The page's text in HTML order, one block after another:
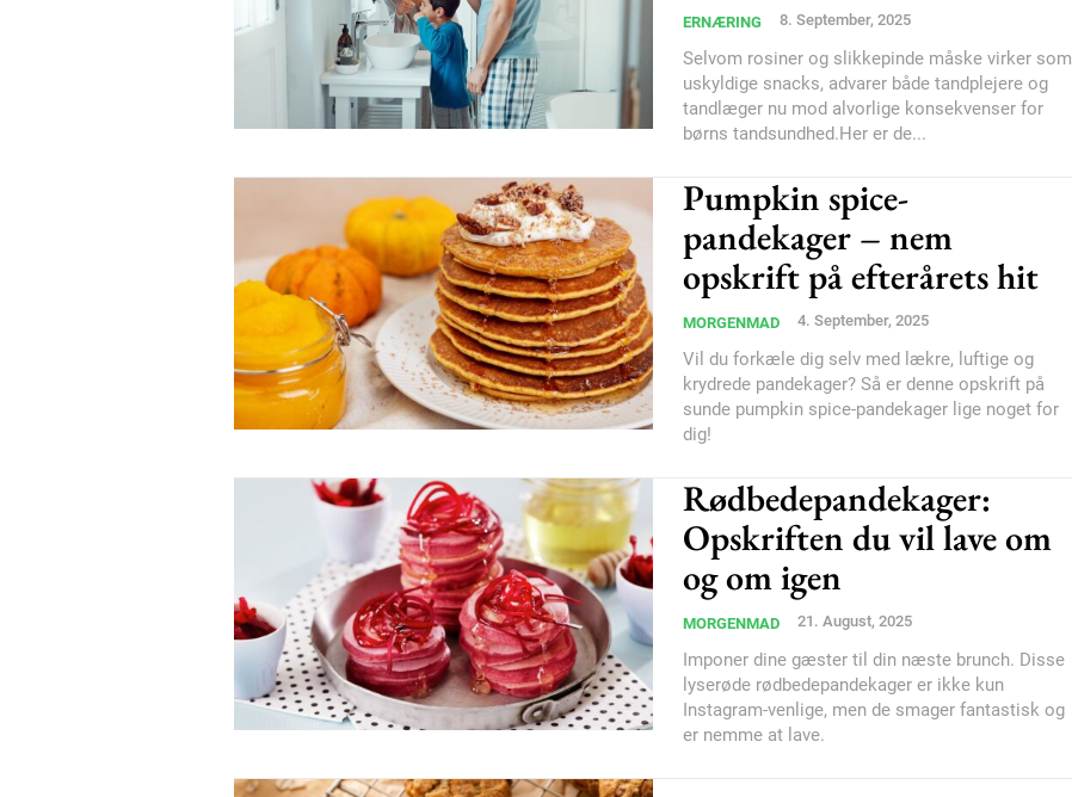
Subscription Plans
ERNÆRING 8. September, 2025
Selvom rosiner og slikkepinde måske virker som
uskyldige snacks, advarer både tandplejere og
tandlæger nu mod alvorlige konsekvenser for
børns tandsundhed.Her er de...
Pumpkin spice-
pandekager – nem
opskrift på efterårets hit
MORGENMAD 4. September, 2025
Vil du forkæle dig selv med lækre, luftige og
krydrede pandekager? Så er denne opskrift på
sunde pumpkin spice-pandekager lige noget for
dig!
Rødbedepandekager:
Opskriften du vil lave om
og om igen
MORGENMAD 21. August, 2025
Imponer dine gæster til din næste brunch. Disse
lyserøde rødbedepandekager er ikke kun
Instagram-venlige, men de smager fantastisk og
er nemme at lave.